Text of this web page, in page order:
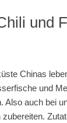
und
Chinas
und
Also auch bei